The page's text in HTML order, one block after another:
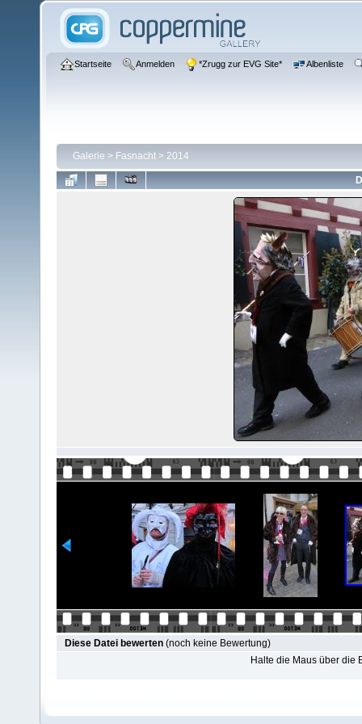
Startseite Anmelden *Zrugg zur EVG Site* Albenliste
Galerie > Fasnacht > 2014
Diese Datei bewerten (noch keine Bewertung)
Halte die Maus über die